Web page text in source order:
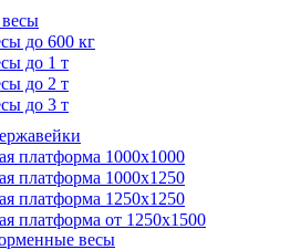
до 600 кг
до 1 т
до 2 т
до 3 т
платформа 1000х1000
платформа 1000х1250
платформа 1250х1250
платформа от 1250х1500
весы